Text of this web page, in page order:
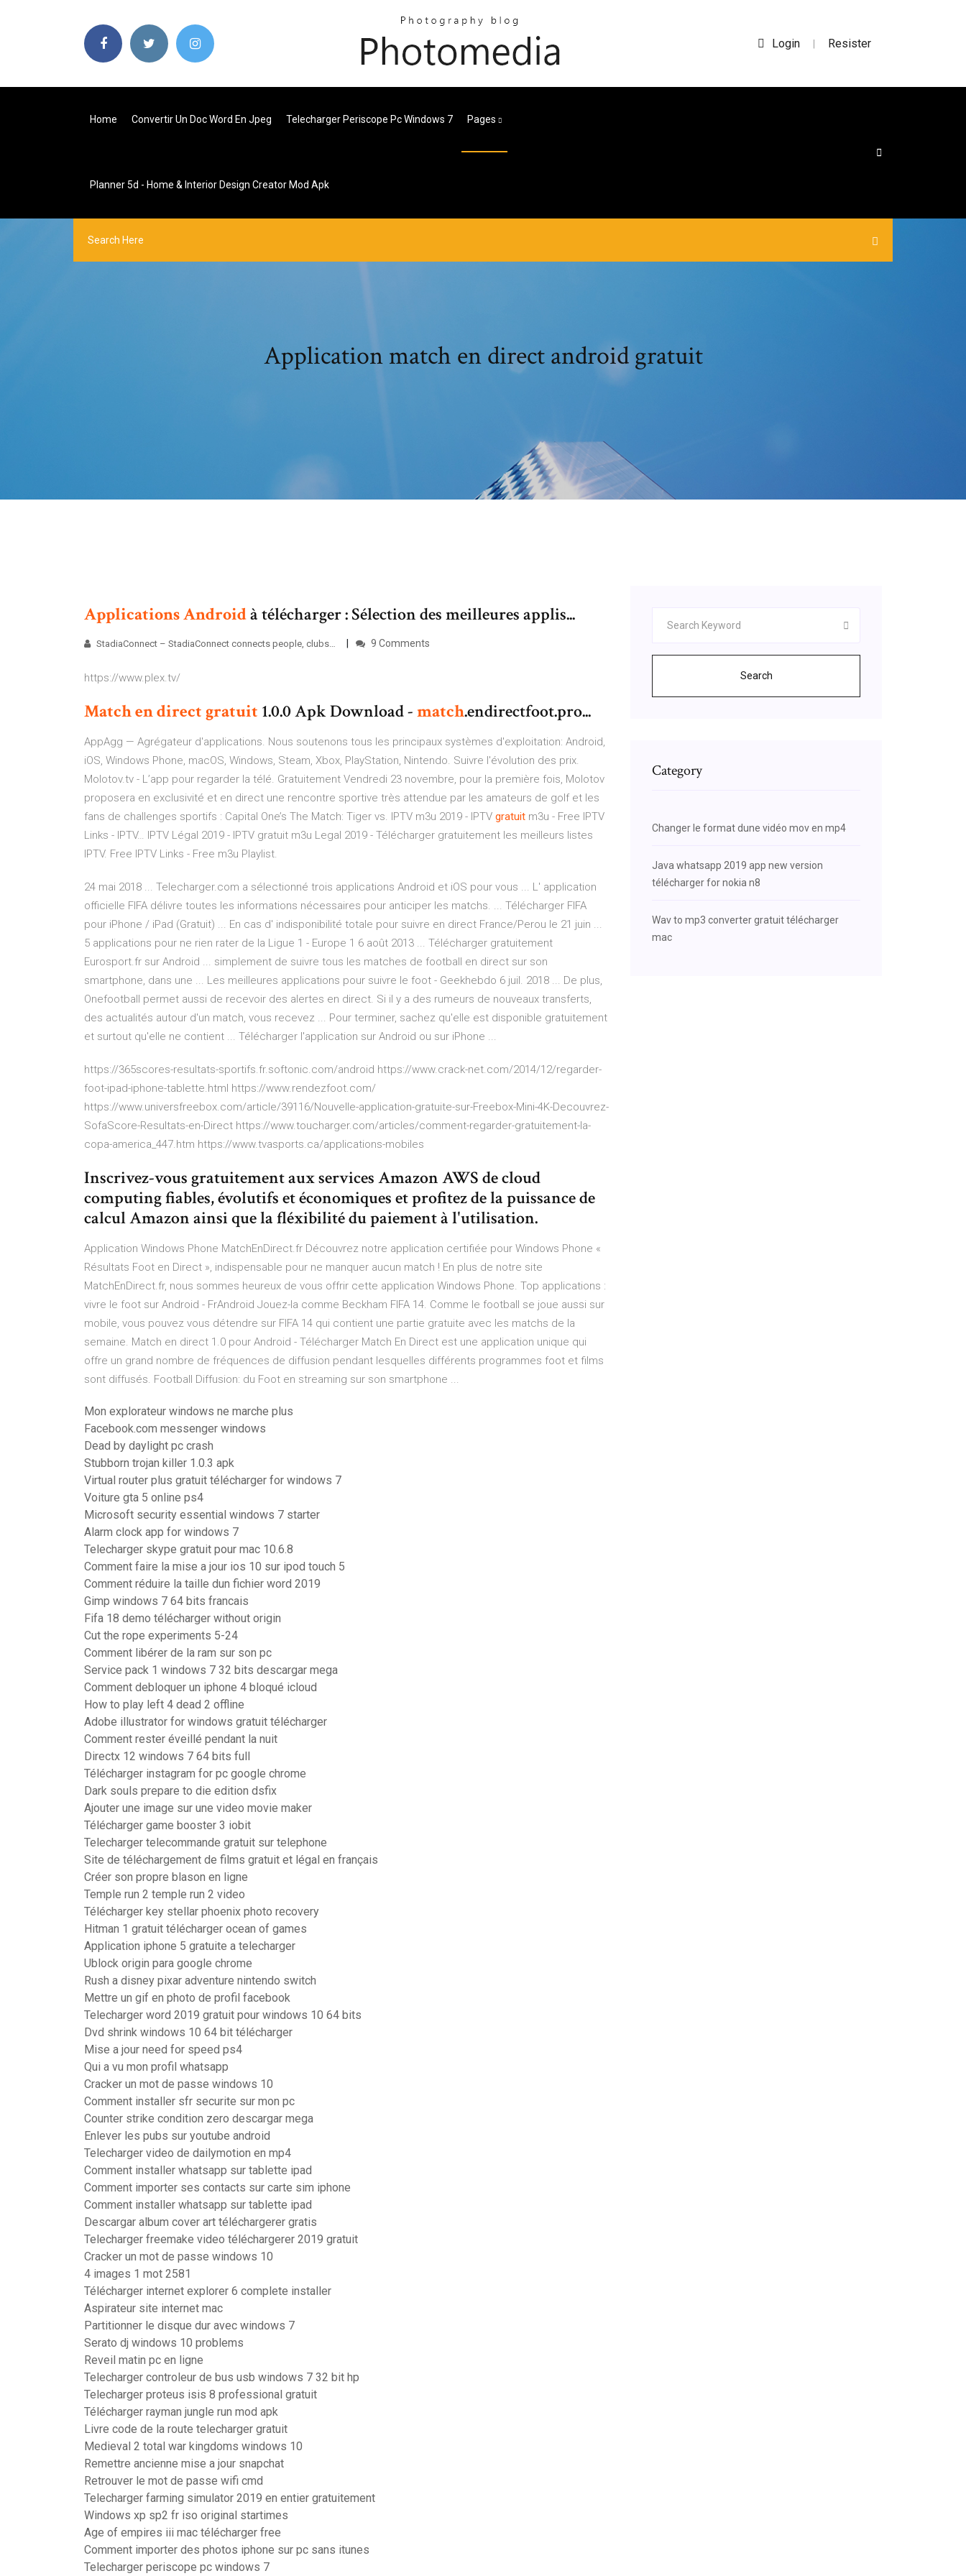
Login | Resister
Home Convertir Un Doc Word En Jpeg Telecharger Periscope Pc Windows 7 Pages
Planner 5d - Home & Interior Design Creator Mod Apk
Application match en direct android gratuit
ApplicationsAndroidà télécharger : Sélection des meilleures applis...
StadiaConnect – StadiaConnect connects people, clubs… 9 Comments
https://www.plex.tv/
Matchendirectgratuit 1.0.0 Apk Download -match.endirectfoot.pro...
AppAgg — Agrégateur d'applications. Nous soutenons tous les principaux systèmes d'exploitation: Android,
iOS, Windows Phone, macOS, Windows, Steam, Xbox, PlayStation, Nintendo. Suivre l'évolution des prix.
Molotov.tv - L’app pour regarder la télé. Gratuitement Vendredi 23 novembre, pour la première fois, Molotov
proposera en exclusivité et en direct une rencontre sportive très attendue par les amateurs de golf et les
fans de challenges sportifs : Capital One’s The Match: Tiger vs. IPTV m3u 2019 - IPTV gratuit m3u - Free IPTV
Links - IPTV… IPTV Légal 2019 - IPTV gratuit m3u Legal 2019 - Télécharger gratuitement les meilleurs listes
IPTV. Free IPTV Links - Free m3u Playlist.
24 mai 2018 ... Telecharger.com a sélectionné trois applications Android et iOS pour vous ... L' application
officielle FIFA délivre toutes les informations nécessaires pour anticiper les matchs. ... Télécharger FIFA
pour iPhone / iPad (Gratuit) ... En cas d' indisponibilité totale pour suivre en direct France/Perou le 21 juin ...
5 applications pour ne rien rater de la Ligue 1 - Europe 1 6 août 2013 ... Télécharger gratuitement
Eurosport.fr sur Android ... simplement de suivre tous les matches de football en direct sur son
smartphone, dans une ... Les meilleures applications pour suivre le foot - Geekhebdo 6 juil. 2018 ... De plus,
Onefootball permet aussi de recevoir des alertes en direct. Si il y a des rumeurs de nouveaux transferts,
des actualités autour d'un match, vous recevez ... Pour terminer, sachez qu'elle est disponible gratuitement
et surtout qu'elle ne contient ... Télécharger l'application sur Android ou sur iPhone ...
https://365scores-resultats-sportifs.fr.softonic.com/android https://www.crack-net.com/2014/12/regarder-
foot-ipad-iphone-tablette.html https://www.rendezfoot.com/
https://www.universfreebox.com/article/39116/Nouvelle-application-gratuite-sur-Freebox-Mini-4K-Decouvrez-
SofaScore-Resultats-en-Direct https://www.toucharger.com/articles/comment-regarder-gratuitement-la-
copa-america_447.htm https://www.tvasports.ca/applications-mobiles
Inscrivez-vous gratuitement aux services Amazon AWS de cloud
computing fiables, évolutifs et économiques et profitez de la puissance de
calcul Amazon ainsi que la fléxibilité du paiement à l'utilisation.
Application Windows Phone MatchEnDirect.fr Découvrez notre application certifiée pour Windows Phone «
Résultats Foot en Direct », indispensable pour ne manquer aucun match ! En plus de notre site
MatchEnDirect.fr, nous sommes heureux de vous offrir cette application Windows Phone. Top applications :
vivre le foot sur Android - FrAndroid Jouez-la comme Beckham FIFA 14. Comme le football se joue aussi sur
mobile, vous pouvez vous détendre sur FIFA 14 qui contient une partie gratuite avec les matchs de la
semaine. Match en direct 1.0 pour Android - Télécharger Match En Direct est une application unique qui
offre un grand nombre de fréquences de diffusion pendant lesquelles différents programmes foot et films
sont diffusés. Football Diffusion: du Foot en streaming sur son smartphone ...
Mon explorateur windows ne marche plus
Facebook.com messenger windows
Dead by daylight pc crash
Stubborn trojan killer 1.0.3 apk
Virtual router plus gratuit télécharger for windows 7
Voiture gta 5 online ps4
Microsoft security essential windows 7 starter
Alarm clock app for windows 7
Telecharger skype gratuit pour mac 10.6.8
Comment faire la mise a jour ios 10 sur ipod touch 5
Comment réduire la taille dun fichier word 2019
Gimp windows 7 64 bits francais
Fifa 18 demo télécharger without origin
Cut the rope experiments 5-24
Comment libérer de la ram sur son pc
Service pack 1 windows 7 32 bits descargar mega
Comment debloquer un iphone 4 bloqué icloud
How to play left 4 dead 2 offline
Adobe illustrator for windows gratuit télécharger
Comment rester éveillé pendant la nuit
Directx 12 windows 7 64 bits full
Télécharger instagram for pc google chrome
Dark souls prepare to die edition dsfix
Ajouter une image sur une video movie maker
Télécharger game booster 3 iobit
Telecharger telecommande gratuit sur telephone
Site de téléchargement de films gratuit et légal en français
Créer son propre blason en ligne
Temple run 2 temple run 2 video
Télécharger key stellar phoenix photo recovery
Hitman 1 gratuit télécharger ocean of games
Application iphone 5 gratuite a telecharger
Ublock origin para google chrome
Rush a disney pixar adventure nintendo switch
Mettre un gif en photo de profil facebook
Telecharger word 2019 gratuit pour windows 10 64 bits
Dvd shrink windows 10 64 bit télécharger
Mise a jour need for speed ps4
Qui a vu mon profil whatsapp
Cracker un mot de passe windows 10
Comment installer sfr securite sur mon pc
Counter strike condition zero descargar mega
Enlever les pubs sur youtube android
Telecharger video de dailymotion en mp4
Comment installer whatsapp sur tablette ipad
Comment importer ses contacts sur carte sim iphone
Comment installer whatsapp sur tablette ipad
Descargar album cover art téléchargerer gratis
Telecharger freemake video téléchargerer 2019 gratuit
Cracker un mot de passe windows 10
4 images 1 mot 2581
Télécharger internet explorer 6 complete installer
Aspirateur site internet mac
Partitionner le disque dur avec windows 7
Serato dj windows 10 problems
Reveil matin pc en ligne
Telecharger controleur de bus usb windows 7 32 bit hp
Telecharger proteus isis 8 professional gratuit
Télécharger rayman jungle run mod apk
Livre code de la route telecharger gratuit
Medieval 2 total war kingdoms windows 10
Remettre ancienne mise a jour snapchat
Retrouver le mot de passe wifi cmd
Telecharger farming simulator 2019 en entier gratuitement
Windows xp sp2 fr iso original startimes
Age of empires iii mac télécharger free
Comment importer des photos iphone sur pc sans itunes
Telecharger periscope pc windows 7
Search
Category
Changer le format dune vidéo mov en mp4
Java whatsapp 2019 app new version
télécharger for nokia n8
Wav to mp3 converter gratuit télécharger
mac